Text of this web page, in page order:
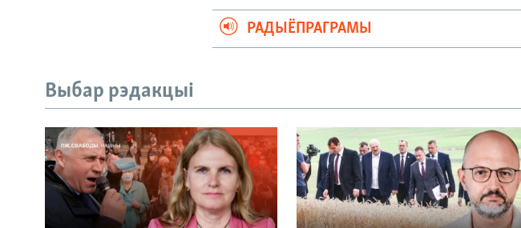
РАДЫЁПРАГРАМЫ
Выбар рэдакцыі